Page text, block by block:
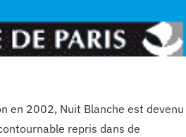
en 2002, Nuit Blanche est devenu
repris dans de